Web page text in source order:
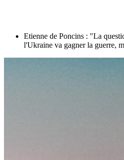
Etienne de Poncins : "La
l'Ukraine va gagner la guerre,